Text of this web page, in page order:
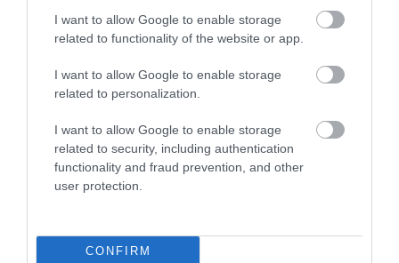
I want to allow Google to enable storage
related to functionality of the website or app.
I want to allow Google to enable storage
related to personalization.
I want to allow Google to enable storage
related to security, including authentication
functionality and fraud prevention, and other
user protection.
CONFIRM
Összesen 1
0